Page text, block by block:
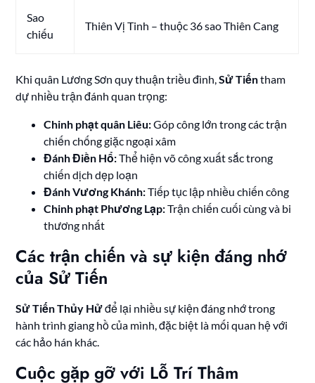
Sao
chiếu
Thiên Vị Tinh – thuộc 36 sao Thiên Cang
Khi quân Lương Sơn quy thuận triều đình,Sử Tiếntham
dự nhiều trận đánh quan trọng:
Chinh phạt quân Liêu:Góp công lớn trong các trận
chiến chống giặc ngoại xâm
Đánh Điền Hổ:Thể hiện võ công xuất sắc trong
chiến dịch dẹp loạn
Đánh Vương Khánh:Tiếp tục lập nhiều chiến công
Chinh phạt Phương Lạp:Trận chiến cuối cùng và bi
thương nhất
Các trận chiến và sự kiện đáng nhớ
của Sử Tiến
Sử Tiến Thủy Hửđể lại nhiều sự kiện đáng nhớ trong
hành trình giang hồ của mình, đặc biệt là mối quan hệ với
các hảo hán khác.
Cuộc gặp gỡ với Lỗ Trí Thâm